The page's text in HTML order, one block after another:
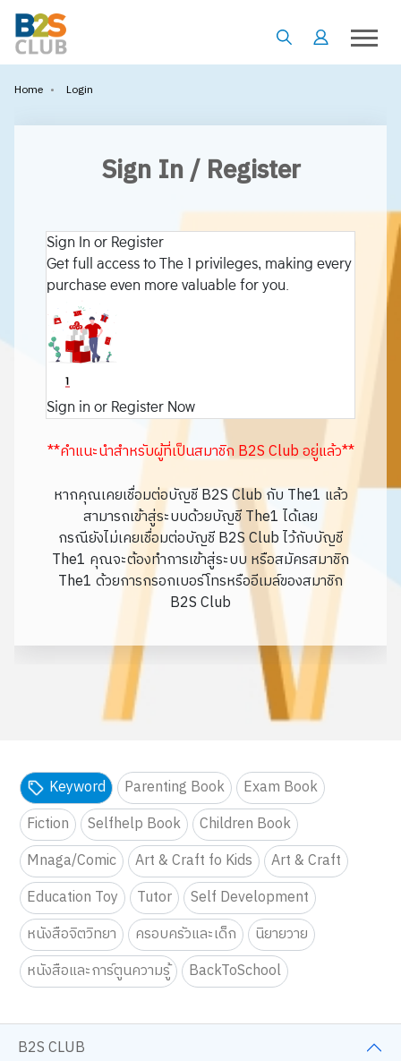
Home • Login
Sign In / Register
Sign In or Register
Get full access to The 1 privileges, making every
purchase even more valuable for you.
Sign in or Register Now
**คำแนะนำสำหรับผู้ที่เป็นสมาชิก B2S Club อยู่แล้ว**
หากคุณเคยเชื่อมต่อบัญชี B2S Club กับ The1 แล้ว
สามารถเข้าสู่ระบบด้วยบัญชี The1 ได้เลย
กรณียังไม่เคยเชื่อมต่อบัญชี B2S Club ไว้กับบัญชี
The1 คุณจะต้องทำการเข้าสู่ระบบ หรือสมัครสมาชิก
The1 ด้วยการกรอกเบอร์โทรหรืออีเมล์ของสมาชิก
B2S Club
Keyword Parenting Book
Exam Book
Fiction
Selfhelp Book
Children Book
Mnaga/Comic
Art & Craft fo Kids
Art & Craft
Education Toy
Tutor
Self Development
หนังสือจิตวิทยา
ครอบครัวและเด็ก
นิยายวาย
หนังสือและการ์ตูนความรู้
BackToSchool
B2S CLUB